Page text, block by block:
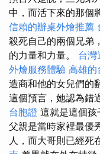
中，而活下來的那個
信賴的辦桌外燴推薦
殺死自己的兩個兄弟
的力量和力量。 台灣
外燴服務體驗 高雄的
造商和他的女兒們的
這個預言，她認為錯
台胞證 這就是這個
父親是當時家裡最優
人，而大哥則已經死